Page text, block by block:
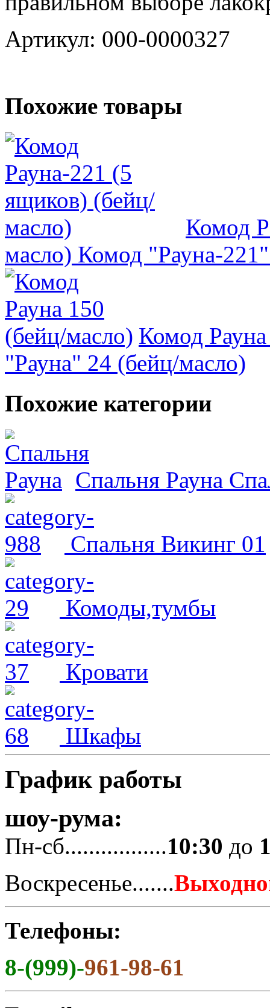
Артикул: 000-0000327
Похожие товары
Комод
масло) Комод "Рауна-
Комод
"Рауна" 24 (бейц/масло)
Похожие категории
Спальня Рауна
Спальня Викинг 01
Комоды,тумбы
Кровати
Шкафы
График работы
шоу-рума:
Пн-сб.................10:30 до
Воскресенье.......
Телефоны:
8-(999)-961-98-61